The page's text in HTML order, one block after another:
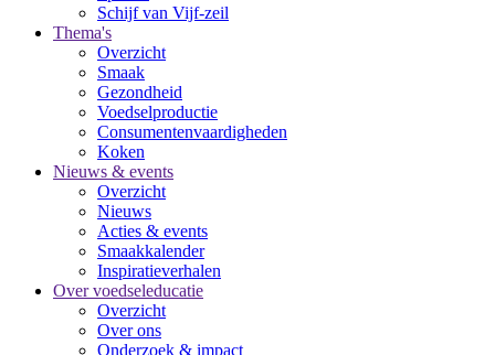
Schijf van Vijf-zeil
Thema's
Overzicht
Smaak
Gezondheid
Voedselproductie
Consumentenvaardigheden
Koken
Nieuws & events
Overzicht
Nieuws
Acties & events
Smaakkalender
Inspiratieverhalen
Over voedseleducatie
Overzicht
Over ons
Onderzoek & impact